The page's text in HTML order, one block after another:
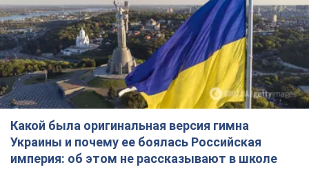
Какой была оригинальная версия гимна
Украины и почему ее боялась Российская
империя: об этом не рассказывают в школе